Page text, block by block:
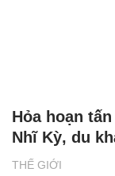
THẾ GIỚI
Hỏa hoạn
Nhĩ Kỳ, du